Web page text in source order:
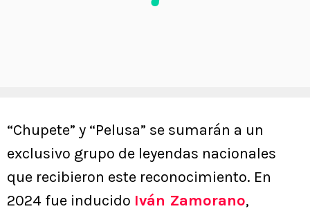
“Chupete” y “Pelusa” se sumarán a un
exclusivo grupo de leyendas nacionales
que recibieron este reconocimiento. En
2024 fue inducido Iván Zamorano,